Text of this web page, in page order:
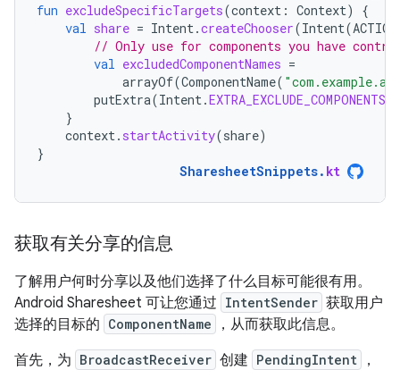
fun excludeSpecificTargets(context : Context)
{
val share = Intent .createChooser(Intent(
// Only use for components you have
val excludedComponentNames =
arrayOf(ComponentName(
putExtra(Intent .EXTRA_EXCLUDE_COMPONENTS
}
context . startActivity(share)
}
SharesheetSnippets. kt
获取有关分享的信息
了解用户何时分享以及他们选择了什么目标可能很有用。
Android Sharesheet 可让您通过 IntentSender 获取用户
选择的目标的 ComponentName
，从而获取此信息。
首先，为 BroadcastReceiver 创建 PendingIntent
，